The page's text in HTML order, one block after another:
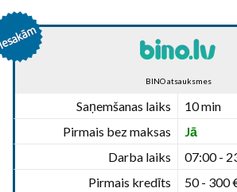
BINO atsauksmes
Saņemšanas laiks
10 min
Pirmais bez maksas
Jā
Darba laiks
07:00 -
Pirmais kredīts
50 - 300